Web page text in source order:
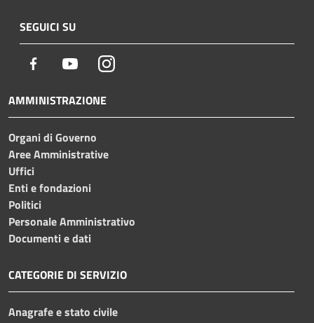
SEGUICI SU
Facebook YoutubeInstagram
AMMINISTRAZIONE
Organi di Governo
Aree Amministrative
Uffici
Enti e fondazioni
Politici
Personale Amministrativo
Documenti e dati
CATEGORIE DI SERVIZIO
Anagrafe e stato civile